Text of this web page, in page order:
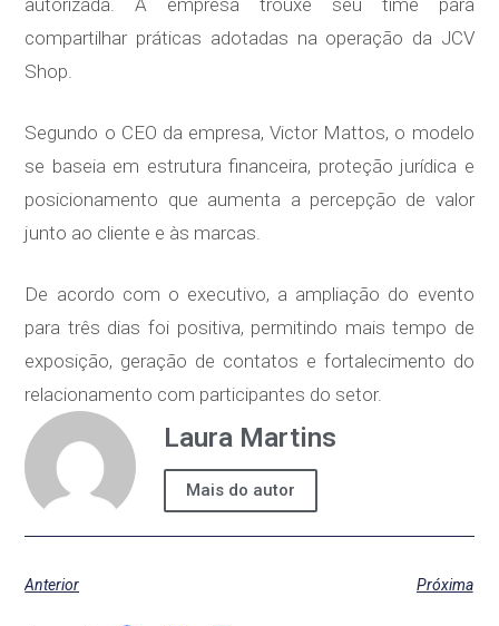
autorizada. A empresa trouxe seu time para
compartilhar práticas adotadas na operação da JCV
Shop.
Segundo o CEO da empresa, Victor Mattos, o modelo
se baseia em estrutura financeira, proteção jurídica e
posicionamento que aumenta a percepção de valor
junto ao cliente e às marcas.
De acordo com o executivo, a ampliação do evento
para três dias foi positiva, permitindo mais tempo de
exposição, geração de contatos e fortalecimento do
relacionamento com participantes do setor.
Laura Martins
Mais do autor
Anterior Próxima